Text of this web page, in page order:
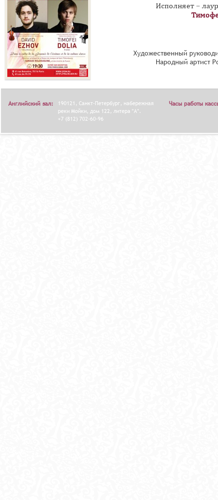
Исполняет –
Художественный
Народный артист
Английский зал:
190121, Санкт-Петербург, набережная
реки Мойки, дом 122, литера "А".
+7 (812) 702-60-96
Часы работы